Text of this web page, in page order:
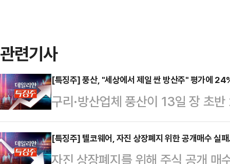
관련기사
[특징주] 풍산, "세상에서 제일 싼 방산주" 평가에
구리·방산업체 풍산이 13일 장 초
따르면, 이날 오전 9시 58분 풍산
에 거래되고 있다. 장중 11만500원
[특징주] 텔코웨어, 자진 상장폐지 위한 공개매수 실
자진 상장폐지를 위해 주식 공개 매